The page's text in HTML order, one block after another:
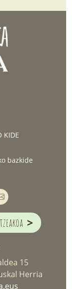
KIDE
bazkide
>
15
Herria